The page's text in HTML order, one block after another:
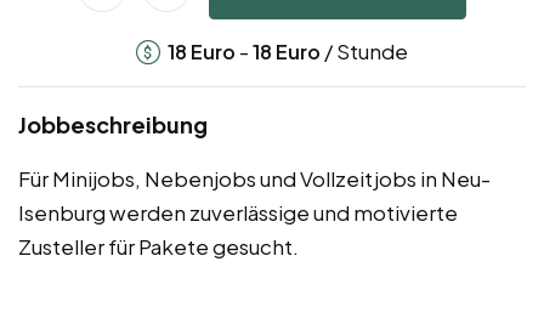
18 Euro -18 Euro / Stunde
Jobbeschreibung
Für Minijobs, Nebenjobs und Vollzeitjobs in Neu-
Isenburg werden zuverlässige und motivierte
Zusteller für Pakete gesucht.